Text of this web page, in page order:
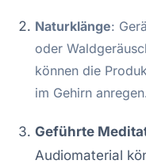
Naturklänge:
oder
können die
im Gehirn
Geführte
Audiomaterial